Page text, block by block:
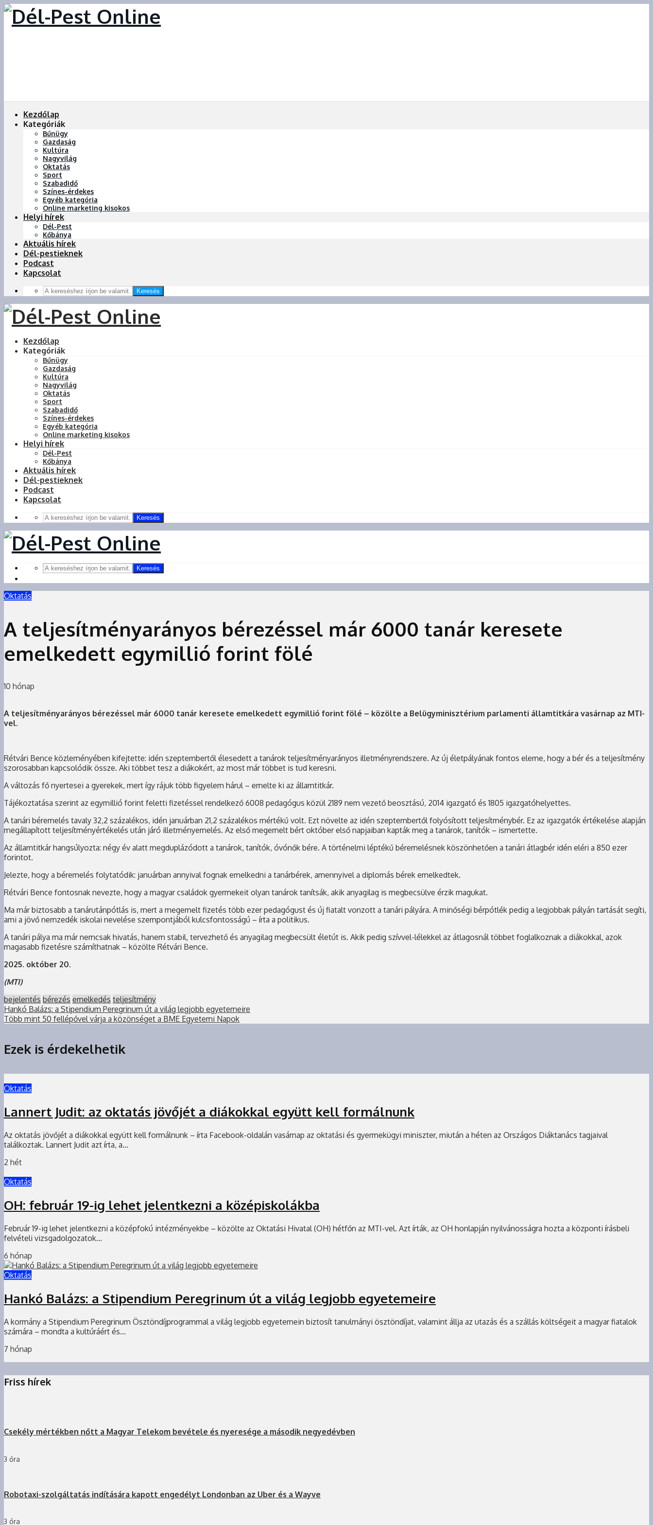
Kezdőlap
Kategóriák
Bűnügy
Gazdaság
Kultúra
Nagyvilág
Oktatás
Sport
Szabadidő
Színes-érdekes
Egyéb kategória
Online marketing kisokos
Helyi hírek
Dél-Pest
Kőbánya
Aktuális hírek
Dél-pestieknek
Podcast
Kapcsolat
Keresés
Kezdőlap
Kategóriák
Bűnügy
Gazdaság
Kultúra
Nagyvilág
Oktatás
Sport
Szabadidő
Színes-érdekes
Egyéb kategória
Online marketing kisokos
Helyi hírek
Dél-Pest
Kőbánya
Aktuális hírek
Dél-pestieknek
Podcast
Kapcsolat
Keresés
Keresés
Oktatás
A teljesítményarányos bérezéssel már 6000 tanár keresete
emelkedett egymillió forint fölé
10 hónap
A teljesítményarányos bérezéssel már 6000 tanár keresete emelkedett egymillió forint fölé – közölte a Belügyminisztérium parlamenti államtitkára vasárnap az MTI-
vel.
Rétvári Bence közleményében kifejtette: idén szeptembertől élesedett a tanárok teljesítményarányos illetményrendszere. Az új életpályának fontos eleme, hogy a bér és a teljesítmény
szorosabban kapcsolódik össze. Aki többet tesz a diákokért, az most már többet is tud keresni.
A változás fő nyertesei a gyerekek, mert így rájuk több figyelem hárul – emelte ki az államtitkár.
Tájékoztatása szerint az egymillió forint feletti fizetéssel rendelkező 6008 pedagógus közül 2189 nem vezető beosztású, 2014 igazgató és 1805 igazgatóhelyettes.
A tanári béremelés tavaly 32,2 százalékos, idén januárban 21,2 százalékos mértékű volt. Ezt növelte az idén szeptembertől folyósított teljesítménybér. Ez az igazgatók értékelése alapján
megállapított teljesítményértékelés után járó illetményemelés. Az első megemelt bért október első napjaiban kapták meg a tanárok, tanítók – ismertette.
Az államtitkár hangsúlyozta: négy év alatt megduplázódott a tanárok, tanítók, óvónők bére. A történelmi léptékű béremelésnek köszönhetően a tanári átlagbér idén eléri a 850 ezer
forintot.
Jelezte, hogy a béremelés folytatódik: januárban annyival fognak emelkedni a tanárbérek, amennyivel a diplomás bérek emelkedtek.
Rétvári Bence fontosnak nevezte, hogy a magyar családok gyermekeit olyan tanárok tanítsák, akik anyagilag is megbecsülve érzik magukat.
Ma már biztosabb a tanárutánpótlás is, mert a megemelt fizetés több ezer pedagógust és új fiatalt vonzott a tanári pályára. A minőségi bérpótlék pedig a legjobbak pályán tartását segíti,
ami a jövő nemzedék iskolai nevelése szempontjából kulcsfontosságú – írta a politikus.
A tanári pálya ma már nemcsak hivatás, hanem stabil, tervezhető és anyagilag megbecsült életút is. Akik pedig szívvel-lélekkel az átlagosnál többet foglalkoznak a diákokkal, azok
magasabb fizetésre számíthatnak – közölte Rétvári Bence.
2025. október 20.
(MTI)
bejelentés bérezés emelkedés teljesítmény
Hankó Balázs: a Stipendium Peregrinum út a világ legjobb egyetemeire
Több mint 50 fellépővel várja a közönséget a BME Egyetemi Napok
Ezek is érdekelhetik
Oktatás
Lannert Judit: az oktatás jövőjét a diákokkal együtt kell formálnunk
Az oktatás jövőjét a diákokkal együtt kell formálnunk – írta Facebook-oldalán vasárnap az oktatási és gyermekügyi miniszter, miután a héten az Országos Diáktanács tagjaival
találkoztak. Lannert Judit azt írta, a...
2 hét
Oktatás
OH: február 19-ig lehet jelentkezni a középiskolákba
Február 19-ig lehet jelentkezni a középfokú intézményekbe – közölte az Oktatási Hivatal (OH) hétfőn az MTI-vel. Azt írták, az OH honlapján nyilvánosságra hozta a központi írásbeli
felvételi vizsgadolgozatok...
6 hónap
Oktatás
Hankó Balázs: a Stipendium Peregrinum út a világ legjobb egyetemeire
A kormány a Stipendium Peregrinum Ösztöndíjprogrammal a világ legjobb egyetemein biztosít tanulmányi ösztöndíjat, valamint állja az utazás és a szállás költségeit a magyar fiatalok
számára – mondta a kultúráért és...
7 hónap
Friss hírek
Csekély mértékben nőtt a Magyar Telekom bevétele és nyeresége a második negyedévben
3 óra
Robotaxi-szolgáltatás indítására kapott engedélyt Londonban az Uber és a Wayve
3 óra